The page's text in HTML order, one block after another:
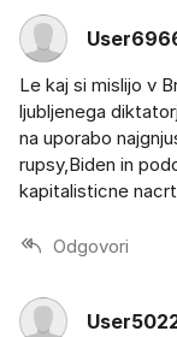
Le kaj si mislijo v
ljubljenega
na uporabo
rupsy,Biden in
kapitalisticne
Odgovori